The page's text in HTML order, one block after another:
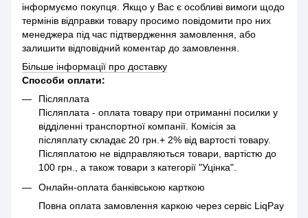
інформуємо покупця. Якщо у Вас є особливі вимоги щодо
термінів відправки товару просимо повідомити про них
менеджера під час підтвердження замовлення, або
залишити відповідний коментар до замовлення.
Більше інформації про доставку
Способи оплати:
Післяплата
Післяплата - оплата товару при отриманні посилки у
відділенні транспортної компанії. Комісія за
післяплату складає 20 грн.+ 2% від вартості товару.
Післяплатою не відправляються товари, вартістю до
100 грн., а також товари з категорії "Уцінка".
Онлайн-оплата банківською карткою
Повна оплата замовлення каркою через сервіс LiqPay